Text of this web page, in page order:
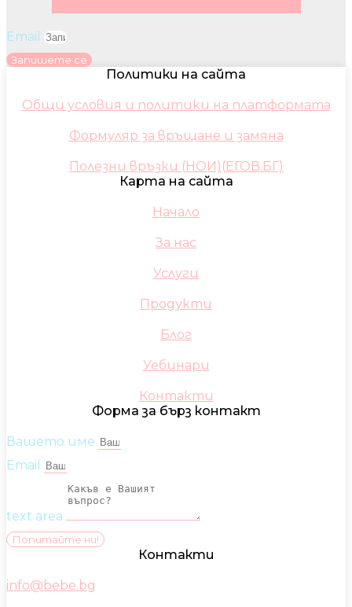
Email
Запишете се
Политики на сайта
Общи условия и политики на платформата
Формуляр за връщане и замяна
Полезни връзки (НОИ)(ЕГОВ.БГ)
Карта на сайта
Начало
За нас
Услуги
Продукти
Блог
Уебинари
Контакти
Форма за бърз контакт
Вашето име
Email
text area
Попитайте ни!
Контакти
info@bebe.bg